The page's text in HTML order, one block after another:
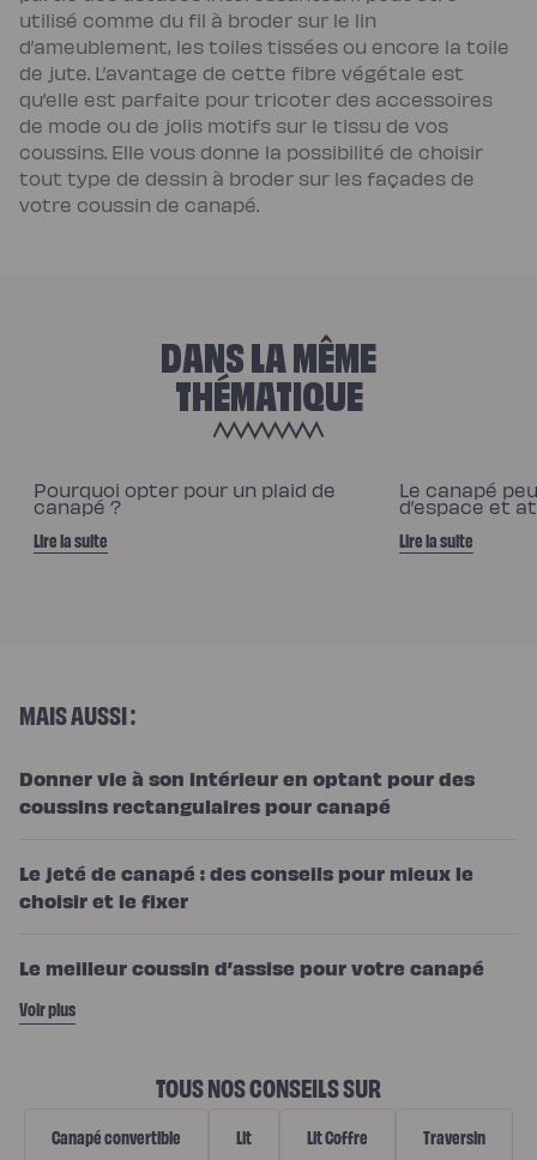
utilisé comme du fil à broder sur le lin
d’ameublement, les toiles tissées ou encore la toile
de jute. L’avantage de cette fibre végétale est
qu’elle est parfaite pour tricoter des accessoires
de mode ou de jolis motifs sur le tissu de vos
coussins. Elle vous donne la possibilité de choisir
tout type de dessin à broder sur les façades de
votre coussin de canapé.
DANS LA MÊME
THÉMATIQUE
Pourquoi opter pour un plaid de
canapé ?
Lire la suite
Le canapé
d’espace et
Lire la suite
MAIS AUSSI :
Donner vie à son intérieur en optant pour des
coussins rectangulaires pour canapé
Le jeté de canapé : des conseils pour mieux le
choisir et le fixer
Le meilleur coussin d’assise pour votre canapé
Voir plus
TOUS NOS CONSEILS SUR
Canapé convertible Lit Lit Coffre Traversin